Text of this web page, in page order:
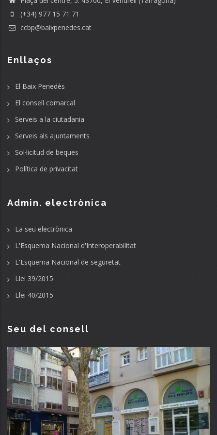
(+34) 977 15 71 71
ccbp@baixpenedes.cat
Enllaços
El Baix Penedès
El consell comarcal
Serveis a la ciutadania
Serveis als ajuntaments
Sol·licitud de beques
Política de privacitat
Admin. electrònica
La seu electrònica
L'Esquema Nacional d'Interoperabilitat
L'Esquema Nacional de seguretat
Llei 39/2015
Llei 40/2015
Seu del consell